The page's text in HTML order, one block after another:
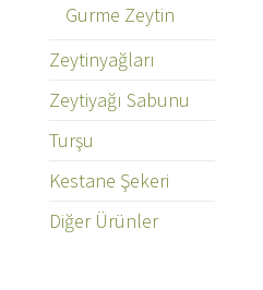
Gurme Zeytin
Zeytinyağları
Zeytiyağı Sabunu
Turşu
Kestane Şekeri
Diğer Ürünler